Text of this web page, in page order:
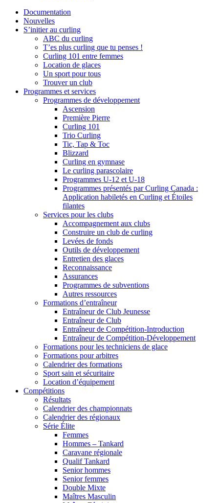
Documentation
Nouvelles
S’initier au curling
ABC du curling
T’es plus curling que tu penses !
Curling 101 entre femmes
Location de glaces
Un sport pour tous
Trouver un club
Programmes et services
Programmes de développement
Ascension
Première Pierre
Curling 101
Trio Curling
Tic, Tap & Toc
Blizzard
Curling en gymnase
Le curling parascolaire
Programmes U-12 et U-18
Programmes présentés par Curling Canada :
Application habiletés en Curling et Étoiles
filantes
Services pour les clubs
Accompagnement aux clubs
Construire un club de curling
Levées de fonds
Outils de développement
Entretien des glaces
Reconnaissance
Assurances
Programmes de subventions
Autres ressources
Formations d’entraîneur
Entraîneur de Club Jeunesse
Entraîneur de Club
Entraîneur de Compétition-Introduction
Entraîneur de Compétition-Développement
Formations pour les techniciens de glace
Formations pour arbitres
Calendrier des formations
Sport sain et sécuritaire
Location d’équipement
Compétitions
Résultats
Calendrier des championnats
Calendrier des régionaux
Série Élite
Femmes
Hommes – Tankard
Caravane régionale
Qualif Tankard
Senior hommes
Senior femmes
Double Mixte
Maîtres Masculin